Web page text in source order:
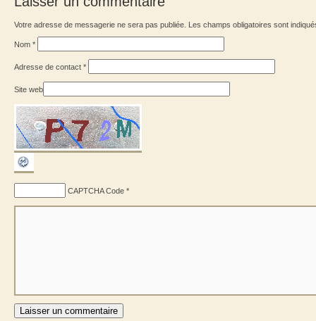
Votre adresse de messagerie ne sera pas publiée. Les champs obligatoires sont
Nom *
Adresse de contact *
Site web
CAPTCHA Code *